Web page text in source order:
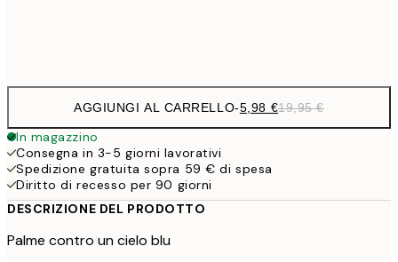
AGGIUNGI AL CARRELLO-5,98 €19,95 €
In magazzino
Consegna in 3-5 giorni lavorativi
Spedizione gratuita sopra 59 € di spesa
Diritto di recesso per 90 giorni
DESCRIZIONE DEL PRODOTTO
Palme contro un cielo blu